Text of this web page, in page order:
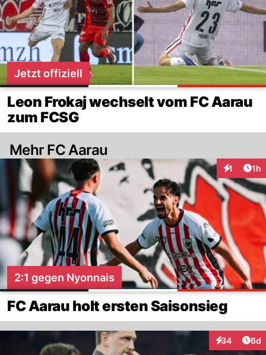
Jetzt offiziell
Leon Frokaj wechselt vom FC Aarau
zum FCSG
Mehr FC Aarau
1 1h
2:1 gegen Nyonnais
FC Aarau holt ersten Saisonsieg
34
Interaktionen
6d